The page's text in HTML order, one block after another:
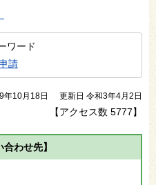
ワード
請
年10月18日 更新日 令和3年4月2日
【アクセス数 5777】
わせ先】